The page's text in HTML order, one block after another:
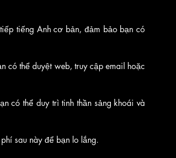
tiếng Anh cơ bản, đảm bảo bạn có
có thể duyệt web, truy cập email hoặc
có thể duy trì tinh thần sảng khoái và
sau này để bạn lo lắng.